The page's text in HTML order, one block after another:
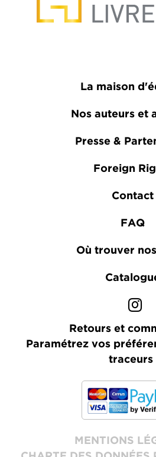
La maison
Nos auteurs et
Presse &
Foreign
Contact
FAQ
Où trouver
Retours et
Paramétrez vos
traceurs
MENTIONS